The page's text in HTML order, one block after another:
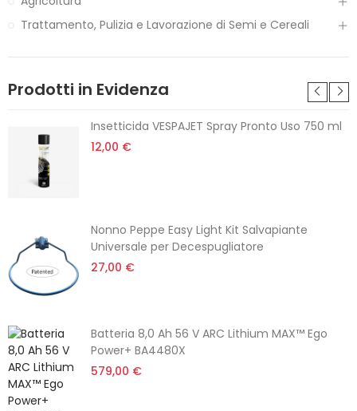
Trattamento, Pulizia e Lavorazione di Semi e Cereali
Prodotti in Evidenza
Insetticida VESPAJET Spray Pronto Uso 750 ml
12,00 €
Nonno Peppe Easy Light Kit Salvapiante
Universale per Decespugliatore
27,00 €
Batteria 8,0 Ah 56 V ARC Lithium MAX™ Ego
Power+ BA4480X
579,00 €